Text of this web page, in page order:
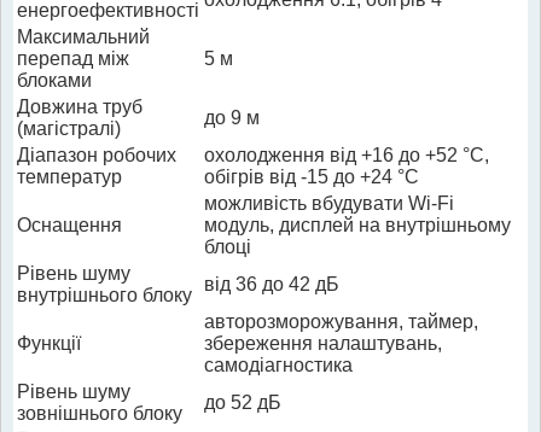
енергоефективності
Максимальний
перепад між
блоками
5 м
Довжина труб
(магістралі)
до 9 м
Діапазон робочих
температур
охолодження від +16 до +52 °C,
обігрів від -15 до +24 °C
Оснащення
можливість вбудувати Wi-Fi
модуль, дисплей на внутрішньому
блоці
Рівень шуму
внутрішнього блоку
від 36 до 42 дБ
Функції
авторозморожування, таймер,
збереження налаштувань,
самодіагностика
Рівень шуму
зовнішнього блоку
до 52 дБ